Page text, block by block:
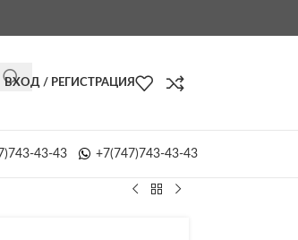
ВХОД / РЕГИСТРАЦИЯ
43-43 +7(747)743-43-43